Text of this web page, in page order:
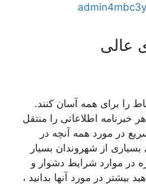
عالی
را برای همه آسان کنند.
اطلاعاتی را منتقل
در مورد همه آنچه در
از شهروندان بسیار
در موارد شرایط دشوار و
بیشتر در مورد آنها بدانید ،